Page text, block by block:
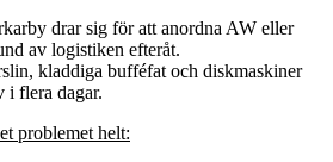
drar sig för att anordna AW eller
av logistiken efteråt.
kladdiga bufféfat och diskmaskiner
i flera dagar.
problemet helt: